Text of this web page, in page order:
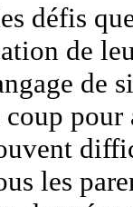
défis
de
de
les